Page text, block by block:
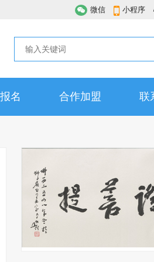
微信 小程序
名 合作加盟 联